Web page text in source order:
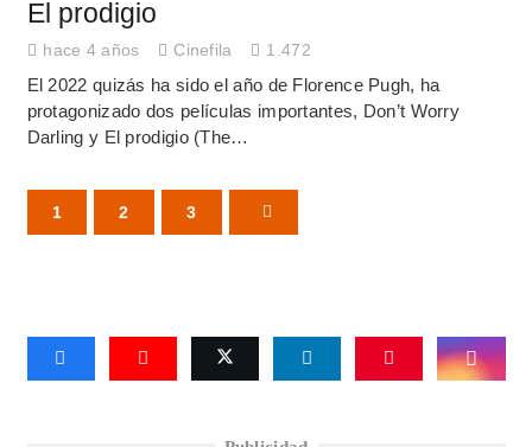
El prodigio
hace 4 años Cinefila 1.472
El 2022 quizás ha sido el año de Florence Pugh, ha
protagonizado dos películas importantes, Don’t Worry
Darling y El prodigio (The…
1 2 3